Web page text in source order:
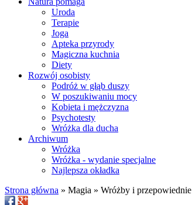
Uroda
Terapie
Joga
Apteka przyrody
Magiczna kuchnia
Diety
Rozwój osobisty
Podróż w głąb duszy
W poszukiwaniu mocy
Kobieta i mężczyzna
Psychotesty
Wróżka dla ducha
Archiwum
Wróżka
Wróżka - wydanie specjalne
Najlepsza okładka
Strona główna » Magia » Wróżby i przepowiednie